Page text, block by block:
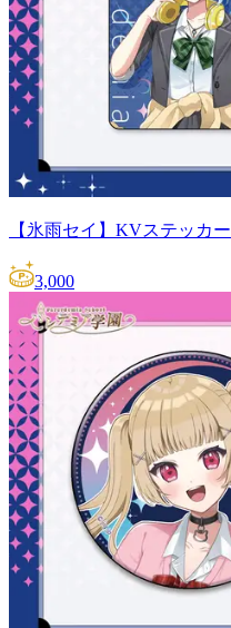
【氷雨セイ】KVステッカー
3,000